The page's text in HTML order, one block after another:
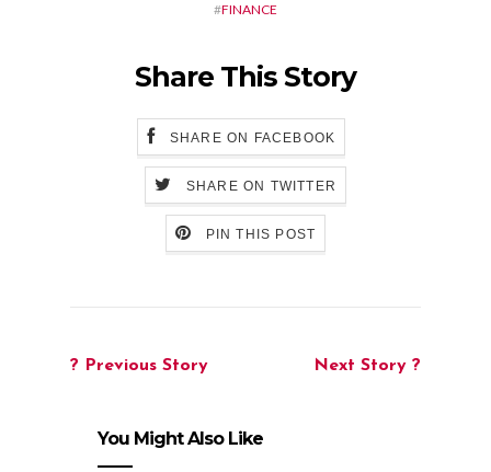
#FINANCE
Share This Story
SHARE ON FACEBOOK
SHARE ON TWITTER
PIN THIS POST
? Previous Story Next Story ?
You Might Also Like